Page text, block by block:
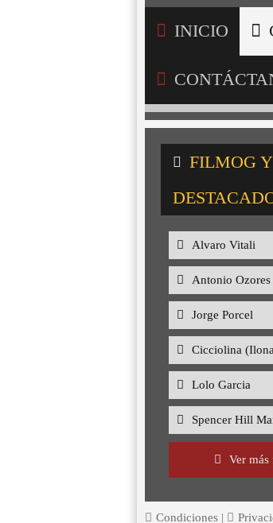
INICIO
FILMOG
Alvaro Vitali
Antonio Ozores
Jorge Porcel
Cicciolina
Lolo Garcia
Spencer Hill
Ver
Condiciones |